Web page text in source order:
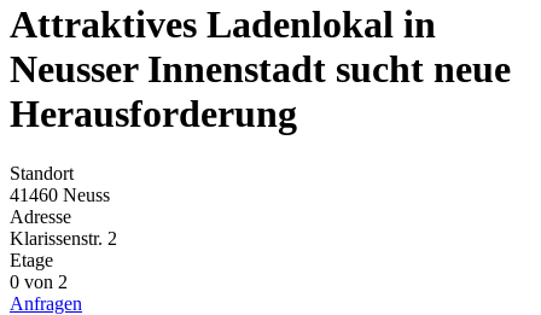
Attraktives Ladenlokal in
Neusser Innenstadt sucht neue
Herausforderung
Standort
41460 Neuss
Adresse
Klarissenstr. 2
Etage
0 von 2
Anfragen